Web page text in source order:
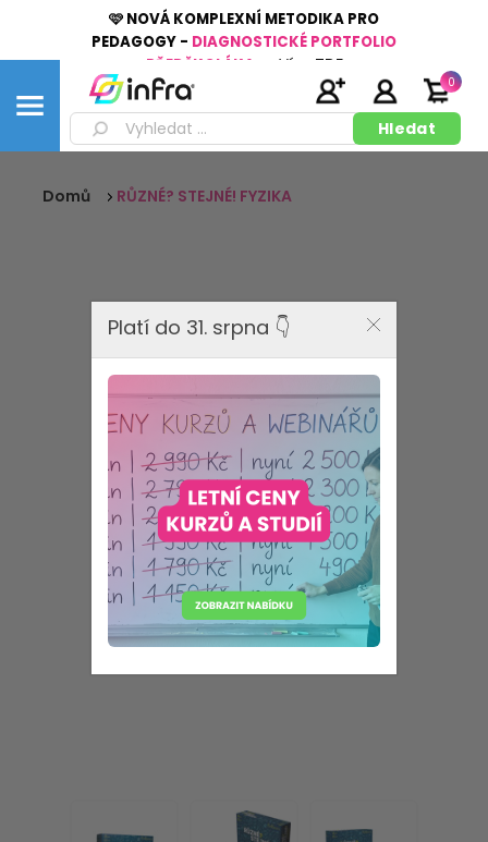
🩷 NOVÁ KOMPLEXNÍ METODIKA PRO
PEDAGOGY - DIAGNOSTICKÉ PORTFOLIO
PŘEDŠKOLÁKA
Více ZDE
0
Domů RŮZNÉ? STEJNÉ! FYZIKA
Platí do 31. srpna 👇